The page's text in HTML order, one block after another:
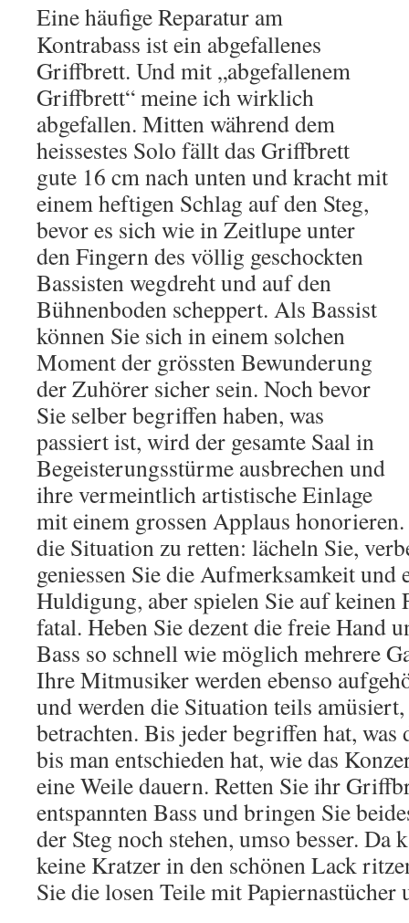
Eine häufige Reparatur am
Kontrabass ist ein abgefallenes
Griffbrett. Und mit „abgefallenem
Griffbrett“ meine ich wirklich
abgefallen. Mitten während dem
heissestes Solo fällt das Griffbrett
gute 16 cm nach unten und kracht mit
einem heftigen Schlag auf den Steg,
bevor es sich wie in Zeitlupe unter
den Fingern des völlig geschockten
Bassisten wegdreht und auf den
Bühnenboden scheppert. Als Bassist
können Sie sich in einem solchen
Moment der grössten Bewunderung
der Zuhörer sicher sein. Noch bevor
Sie selber begriffen haben, was
passiert ist, wird der gesamte Saal in
Begeisterungsstürme ausbrechen und
ihre vermeintlich artistische Einlage
mit einem grossen Applaus
die Situation zu retten: lächeln Sie,
geniessen Sie die Aufmerksamkeit und
Huldigung, aber spielen Sie auf keinen
fatal. Heben Sie dezent die freie Hand
Bass so schnell wie möglich mehrere
Ihre Mitmusiker werden ebenso
und werden die Situation teils
betrachten. Bis jeder begriffen hat, was
bis man entschieden hat, wie das
eine Weile dauern. Retten Sie ihr
entspannten Bass und bringen Sie
der Steg noch stehen, umso besser. Da
keine Kratzer in den schönen Lack
Sie die losen Teile mit Papiernastücher